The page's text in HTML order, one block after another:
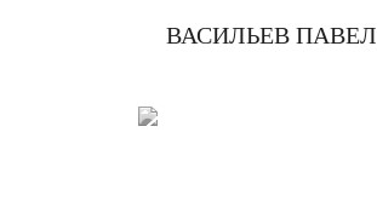
ВАСИЛЬЕВ ПАВЕЛ